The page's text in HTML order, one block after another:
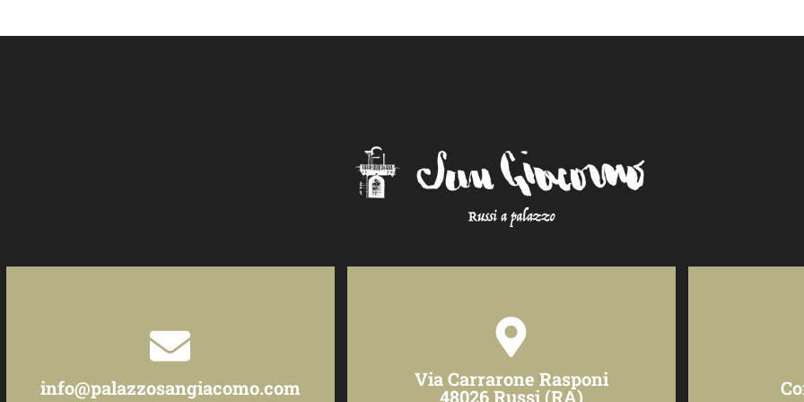
info@palazzosangiacomo.com Via Carrarone Rasponi
48026 Russi (RA)